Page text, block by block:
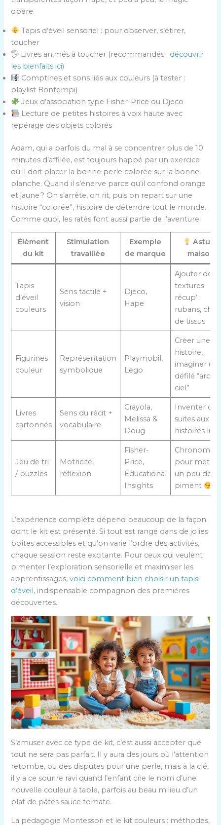
opère.
Tapis d’éveil sensoriel : pour observer, s’étirer,
toucher
🖐 Livres animés à toucher (recommandés : découvrir
les bienfaits ici)
Comptines et sons liés aux couleurs (à tester :
playlist Bontempi)
Jeux d’association type Fisher-Price ou Djeco
Lecture de petites histoires à voix haute avec
repérage des objets colorés
Adam, qui a parfois du mal à se concentrer plus de 10
minutes d’affilée, est toujours happé par un exercice
où il doit placer la bonne perle colorée sur la bonne
planche. Quand il s’énerve parce qu’il confond orange
et jaune ? On s’arrête, on rit, puis on repart sur une
histoire “colorée”, histoire de détendre tout le monde.
Comme quoi, les ratés font aussi partie de l’aventure.
Élément
du kit
Stimulation
travaillée
Exemple
de marque
Astuce
maison
Tapis
d’éveil
couleurs
Sens tactile +
vision
Djeco,
Hape
Ajouter des
textures
récup’ :
rubans,
de tissus
Figurines
couleur
Représentation
symbolique
Playmobil,
Lego
Créer une
histoire,
imaginer un
défilé “arc-
ciel”
Livres
cartonnés
Sens du récit +
vocabulaire
Crayola,
Melissa &
Doug
Inventer des
suites aux
histoires lues
Jeu de tri
/ puzzles
Motricité,
réflexion
Fisher-
Price,
Éducational
Insights
pour mettre
un peu de
piment
L’expérience complète dépend beaucoup de la façon
dont le kit est présenté. Si tout est rangé dans de jolies
boîtes accessibles et qu’on varie l’ordre des activités,
chaque session reste excitante. Pour ceux qui veulent
pimenter l’exploration sensorielle et maximiser les
apprentissages,voici comment bien choisir un tapis
d’éveil, indispensable compagnon des premières
découvertes.
S’amuser avec ce type de kit, c’est aussi accepter que
tout ne sera pas parfait. Il y aura des jours où l’attention
retombe, ou des disputes pour une perle, mais à la clé,
il y a ce sourire ravi quand l’enfant crie le nom d’une
nouvelle couleur à table, parfois au beau milieu d’un
plat de pâtes sauce tomate.
La pédagogie Montessori et le kit couleurs : méthodes,